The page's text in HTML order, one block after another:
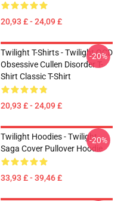
20,93 £ - 24,09 £
Twilight T-Shirts - Twilight OCD
Obsessive Cullen Disorder T-
Shirt Classic T-Shirt
20,93 £ - 24,09 £
-20%
Twilight Hoodies - Twilight
Saga Cover Pullover Hoodie
33,93 £ - 39,46 £
-20%